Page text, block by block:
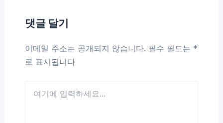
댓글 달기
이메일 주소는 공개되지 않습니다. 필수 필드는 *
로 표시됩니다